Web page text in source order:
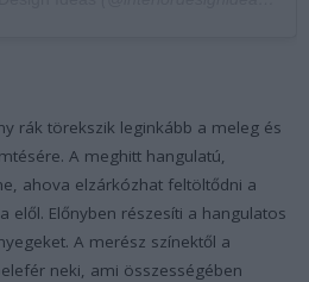
rák törekszik leginkább a meleg és
A meghitt hangulatú,
ahova elzárkózhat feltöltődni a
elől. Előnyben részesíti a hangulatos
A merész színektől a
neki, ami összességében